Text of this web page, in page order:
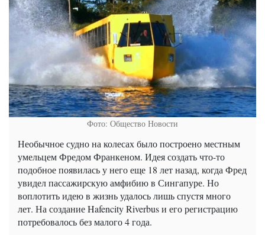
Фото: Общество Новости
Необычное судно на колесах было построено местным
умельцем Фредом Франкеном. Идея создать что-то
подобное появилась у него еще 18 лет назад, когда Фред
увидел пассажирскую амфибию в Сингапуре. Но
воплотить идею в жизнь удалось лишь спустя много
лет. На создание Hafencity Riverbus и его регистрацию
потребовалось без малого 4 года.